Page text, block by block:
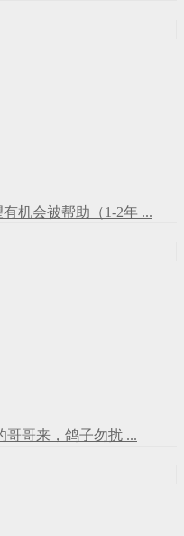
机会被帮助（1-2年 ...
哥来，鸽子勿扰 ...